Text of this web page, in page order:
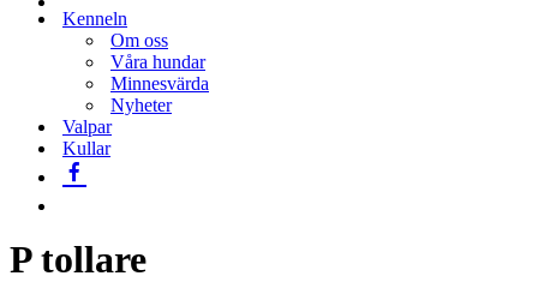
Kenneln
Om oss
Våra hundar
Minnesvärda
Nyheter
Valpar
Kullar
P tollare